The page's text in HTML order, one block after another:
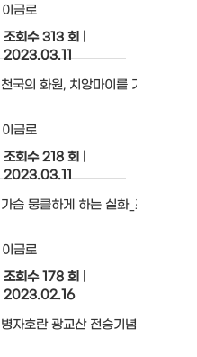
이금로
조회수 313 회
2023.03.11
천국의 화원, 치앙마이를 가다
이금로
조회수 218 회
2023.03.11
가슴 뭉클하게 하는 실화_조서환(펌)
이금로
조회수 178 회
2023.02.16
병자호란 광교산 전승기념 세미나